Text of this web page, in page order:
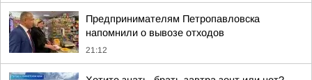
Предпринимателям Петропавловска
напомнили о вывозе отходов
21:12